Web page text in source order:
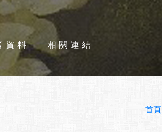
資料 相關連結
首頁